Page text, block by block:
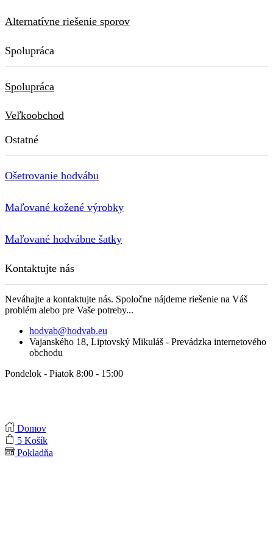
Alternatívne riešenie sporov
Spolupráca
Spolupráca
Veľkoobchod
Ostatné
Ošetrovanie hodvábu
Maľované kožené výrobky
Maľované hodvábne šatky
Kontaktujte nás
Neváhajte a kontaktujte nás. Spoločne nájdeme riešenie na Váš
problém alebo pre Vaše potreby...
hodvab@hodvab.eu
Vajanského 18, Liptovský Mikuláš - Prevádzka internetového
obchodu
Pondelok - Piatok 8:00 - 15:00
Domov
5 Košík
Pokladňa